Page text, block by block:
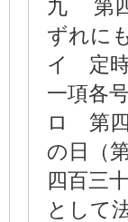
九 第
ずれに
イ 定
一項各
ロ 第四
の日（
四百三
として